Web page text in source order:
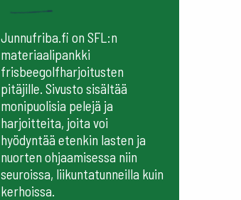
Junnufriba.fi on SFL:n
materiaalipankki
frisbeegolfharjoitusten
pitäjille. Sivusto sisältää
monipuolisia pelejä ja
harjoitteita, joita voi
hyödyntää etenkin lasten ja
nuorten ohjaamisessa niin
seuroissa, liikuntatunneilla kuin
kerhoissa.